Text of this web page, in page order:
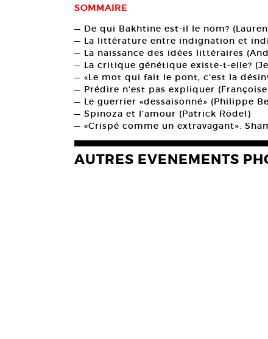
SOMMAIRE
— De qui Bakhtine est-il le nom?
— La littérature entre indignation et
— La naissance des idées littéraires
— La critique génétique existe-t-elle?
— «Le mot qui fait le pont, c’est la
— Prédire n’est pas expliquer
— Le guerrier «dessaisonné» (Philippe
— Spinoza et l’amour (Patrick Rödel)
— «Crispé comme un extravagant»:
AUTRES EVENEMENTS